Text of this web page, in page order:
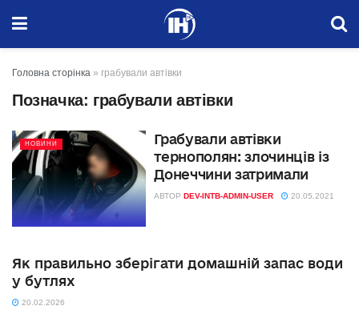
Головна сторінка » грабували автівки
Позначка: грабували автівки
НОВИНИ
Грабували автівки
тернополян: злочинців із
Донеччини затримали
АВТОР DEV-INTB-ADMIN-USER 20.05.2021
Як правильно зберігати домашній запас води
у бутлях
20.02.2026